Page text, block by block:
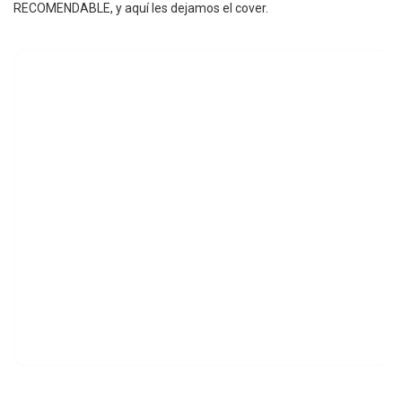
RECOMENDABLE, y aquí les dejamos el cover.